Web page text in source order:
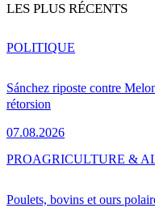
LES PLUS RÉCENTS
Sánchez riposte contre
rétorsion
07.08.2026
POLITIQUE
Poulets, bovins et ours
PROAGRICULTURE &